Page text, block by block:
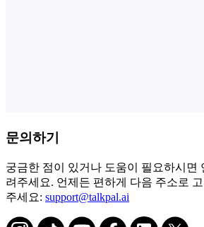
문의하기
궁금한 점이 있거나 도움이 필요하시면
려주세요. 언제든 편하게 다음 주소로
주세요: support@talkpal.ai